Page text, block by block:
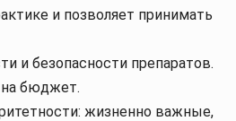
и позволяет принимать
и безопасности препаратов.
бюджет.
жизненно важные,